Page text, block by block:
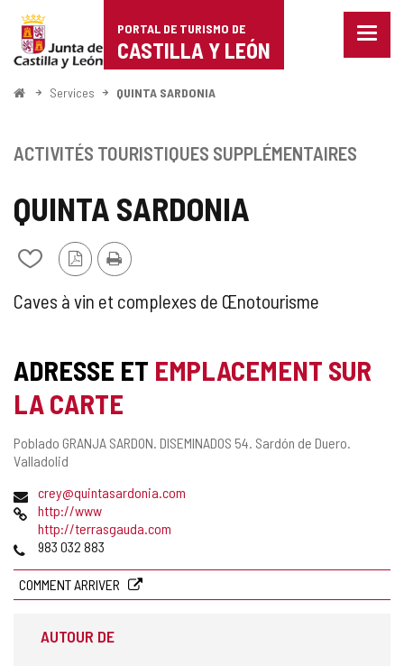
Portal
de
Turismo
Castilla
León
PORTAL DE TURISMO DE
CASTILLA Y LEÓN
Menu
<
Services QUINTA SARDONIA
QUINTA SARDONIA
Ajouter/retirer
contenu
de
Version
PDF
Imprimer
ACTIVITÉS TOURISTIQUES SUPPLÉMENTAIRES
ACTIVITÉ
COMPLÉMENTAIRE
Caves à vin et complexes de Œnotourisme
ADRESSE ET EMPLACEMENT SUR
LA CARTE
Adresse
postale
Poblado GRANJA SARDON. DISEMINADOS 54. Sardón de Duero.
Valladolid
Adresse
de
courrier
électronique
crey@quintasardonia.com
Page
Web
http://www
http://terrasgauda.com
Téléphones
983 032 883
COMMENT ARRIVER
AUTOUR DE